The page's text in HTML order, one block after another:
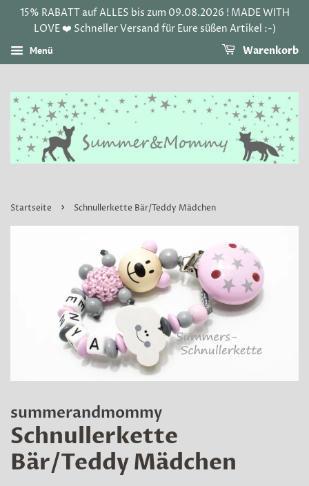
15% RABATT auf ALLES bis zum 09.08.2026 ! MADE WITH
LOVE ❤️ Schneller Versand für Eure süßen Artikel :-)
Menü Warenkorb
Startseite › Schnullerkette Bär/Teddy Mädchen
summerandmommy
Schnullerkette
Bär/Teddy Mädchen